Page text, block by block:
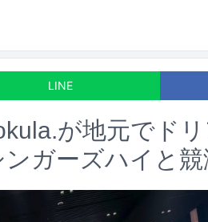
LINE
が地元でド
ガーズハイと競